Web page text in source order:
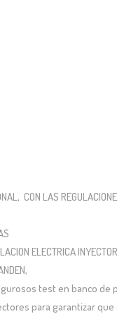
CON LAS
ELECTRICA
test en banco de
para garantizar